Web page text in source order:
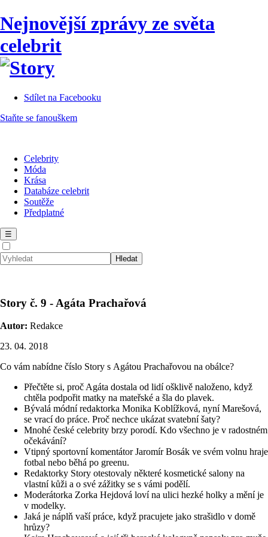
Nejnovější zprávy ze světa
celebrit
Sdílet na Facebooku
Staňte se fanouškem
Celebrity
Móda
Krása
Databáze celebrit
Soutěže
Předplatné
☰
Story č. 9 - Agáta Prachařová
Autor: Redakce
23. 04. 2018
Co vám nabídne číslo Story s Agátou Prachařovou na obálce?
Přečtěte si, proč Agáta dostala od lidí ošklivě naloženo, když
chtěla podpořit matky na mateřské a šla do plavek.
Bývalá módní redaktorka Monika Koblížková, nyní Marešová,
se vrací do práce. Proč nechce ukázat svatební šaty?
Mnohé české celebrity brzy porodí. Kdo všechno je v radostném
očekávání?
Vtipný sportovní komentátor Jaromír Bosák ve svém volnu hraje
fotbal nebo běhá po greenu.
Redaktorky Story otestovaly některé kosmetické salony na
vlastní kůži a o své zážitky se s vámi podělí.
Moderátorka Zorka Hejdová loví na ulici hezké holky a mění je
v modelky.
Jaká je náplň vaší práce, když pracujete jako strašidlo v domě
hrůzy?